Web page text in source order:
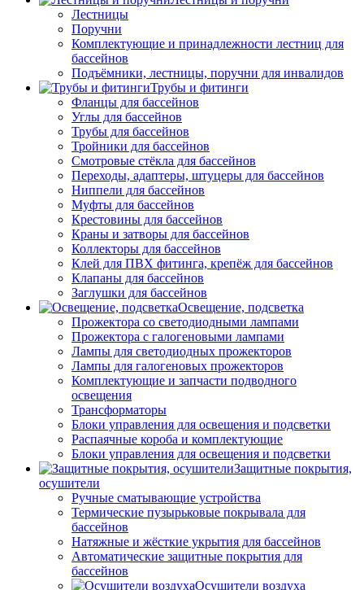
Лестницы
Поручни
Комплектующие и принадлежности лестниц для
бассейнов
Подъёмники, лестницы, поручни для инвалидов
Трубы и фитинги
Фланцы для бассейнов
Углы для бассейнов
Трубы для бассейнов
Тройники для бассейнов
Смотровые стёкла для бассейнов
Переходы, адаптеры, штуцеры для бассейнов
Ниппели для бассейнов
Муфты для бассейнов
Крестовины для бассейнов
Краны и затворы для бассейнов
Коллекторы для бассейнов
Клей для ПВХ фитинга, крепёж для бассейнов
Клапаны для бассейнов
Заглушки для бассейнов
Освещение, подсветка
Прожектора со светодиодными лампами
Прожектора с галогеновыми лампами
Лампы для светодиодных прожекторов
Лампы для галогеновых прожекторов
Комплектующие и запчасти подводного
освещения
Трансформаторы
Блоки управления для освещения и подсветки
Распаячные короба и комплектующие
Блоки управления для освещения и подсветки
Защитные покрытия,
осушители
Ручные сматывающие устройства
Термические пузырьковые покрывала для
бассейнов
Натяжные и жёсткие укрытия для бассейнов
Автоматические защитные покрытия для
бассейнов
Осушители воздуха